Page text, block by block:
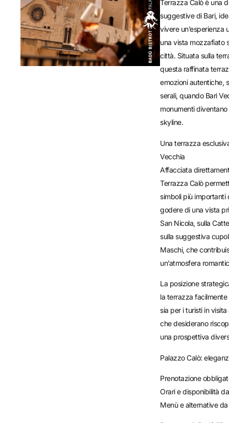
Terrazza Calò è una
suggestive di Bari,
vivere un’esperienza
una vista mozzafiato
città. Situata sulla
questa raffinata
emozioni autentiche,
serali, quando Bari
monumenti
skyline.
Una terrazza
Vecchia
Affacciata
Terrazza Calò
simboli più importanti
godere di una vista
San Nicola, sulla
sulla suggestiva
Maschi, che
un’atmosfera
La posizione
la terrazza
sia per i turisti in
che desiderano
una prospettiva
Palazzo Calò:
Prenotazione
Orari e disponibilità
Menù e alternative